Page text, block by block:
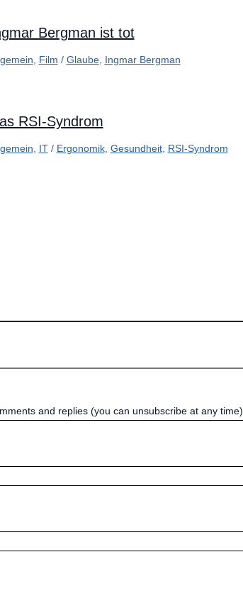
Bergman ist tot
Film / Glaube, Ingmar Bergman
RSI-Syndrom
IT/ Ergonomik, Gesundheit, RSI-Syndrom
and replies (you can unsubscribe at any time).